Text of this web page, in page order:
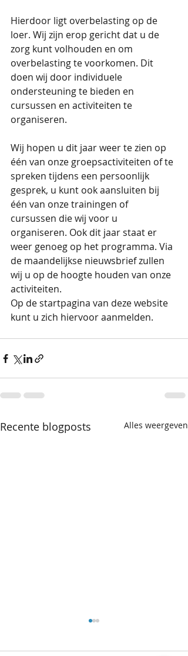
Hierdoor ligt overbelasting op de
loer. Wij zijn erop gericht dat u de
zorg kunt volhouden en om
overbelasting te voorkomen. Dit
doen wij door individuele
ondersteuning te bieden en
cursussen en activiteiten te
organiseren.
Wij hopen u dit jaar weer te zien op
één van onze groepsactiviteiten of te
spreken tijdens een persoonlijk
gesprek, u kunt ook aansluiten bij
één van onze trainingen of
cursussen die wij voor u
organiseren. Ook dit jaar staat er
weer genoeg op het programma. Via
de maandelijkse nieuwsbrief zullen
wij u op de hoogte houden van onze
activiteiten.
Op de startpagina van deze website
kunt u zich hiervoor aanmelden.
Recente blogposts Alles weergeven